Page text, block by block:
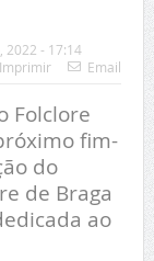
2022 - 17:14
Imprimir
Email
Folclore
fim-
do
de Braga
ao